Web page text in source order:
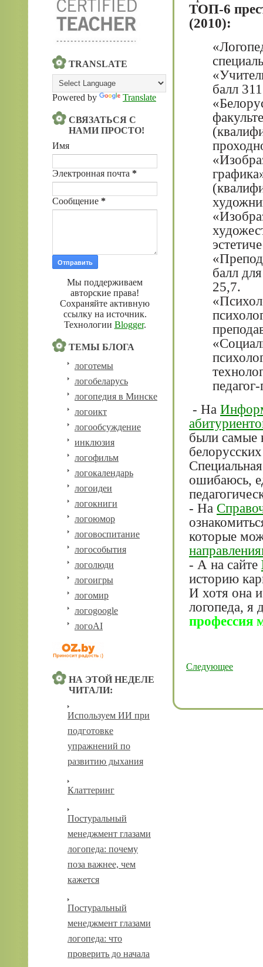
TRANSLATE
Powered by Translate
СВЯЗАТЬСЯ С
НАМИ ПРОСТО!
Имя
Электронная почта *
Сообщение *
Мы поддерживаем
авторские права!
Сохраняйте активную
ссылку на источник.
Технологии Blogger.
ТЕМЫ БЛОГА
логотемы
логобеларусь
логопедия в Минске
логоикт
логообсуждение
инклюзия
логофильм
логокалендарь
логоидеи
логокниги
логоюмор
логовоспитание
логособытия
логолюди
логоигры
логомир
логоgoogle
логоAI
НА ЭТОЙ НЕДЕЛЕ
ЧИТАЛИ:
Используем ИИ при
подготовке
упражнений по
развитию дыхания
Клаттеринг
Постуральный
менеджмент глазами
логопеда: почему
поза важнее, чем
кажется
Постуральный
менеджмент глазами
логопеда: что
проверить до начала
ТОП-6
(2010):
балл
балл
25,7.
- На
были самые
ошибаюсь,
- На
которые
- А на сайте
историю
И хотя она
логопеда, я
профессия
Следующее